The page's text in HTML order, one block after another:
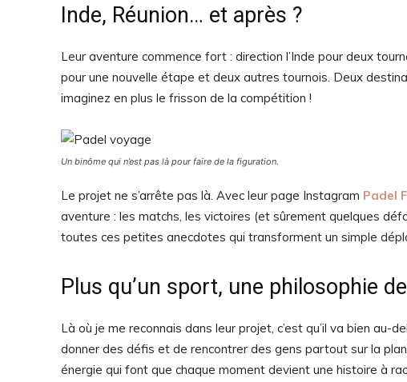
Inde, Réunion… et après ?
Leur aventure commence fort : direction l’Inde pour deux
pour une nouvelle étape et deux autres tournois. Deux
imaginez en plus le frisson de la compétition !
Un binôme qui n’est pas là pour faire de la figuration.
Le projet ne s’arrête pas là. Avec leur page Instagram Padel
aventure : les matchs, les victoires (et sûrement quelques
toutes ces petites anecdotes qui transforment un simple
Plus qu’un sport, une philosophie
Là où je me reconnais dans leur projet, c’est qu’il va bien au-
donner des défis et de rencontrer des gens partout sur la
énergie qui font que chaque moment devient une histoire à